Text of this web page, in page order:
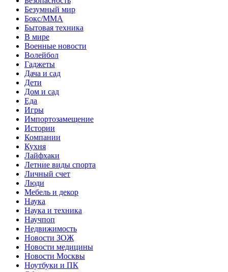
Безумный мир
Бокс/MMA
Бытовая техника
В мире
Военные новости
Волейбол
Гаджеты
Дача и сад
Дети
Дом и сад
Еда
Игры
Импортозамещение
Истории
Компании
Кухня
Лайфхаки
Летние виды спорта
Личный счет
Люди
Мебель и декор
Наука
Наука и техника
Научпоп
Недвижимость
Новости ЗОЖ
Новости медицины
Новости Москвы
Ноутбуки и ПК